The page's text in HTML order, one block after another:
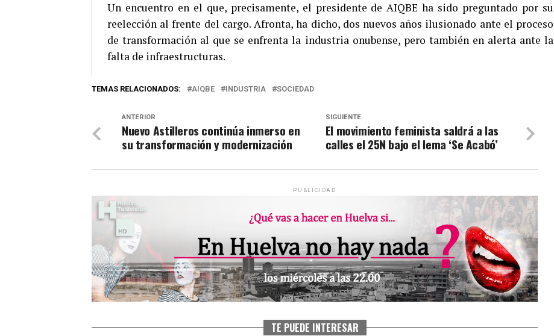
Un encuentro en el que, precisamente, el presidente de AIQBE ha sido preguntado por su
reelección al frente del cargo. Afronta, ha dicho, dos nuevos años ilusionado ante el proceso
de transformación al que se enfrenta la industria onubense, pero también en alerta ante la
falta de infraestructuras.
TEMAS RELACIONADOS: AIQBE INDUSTRIA SOCIEDAD
SIGUIENTE
El movimiento feminista saldrá a las
calles el 25N bajo el lema ‘Se Acabó’
ANTERIOR
Nuevo Astilleros continúa inmerso en
su transformación y modernización
PUBLICIDAD
TE PUEDE INTERESAR